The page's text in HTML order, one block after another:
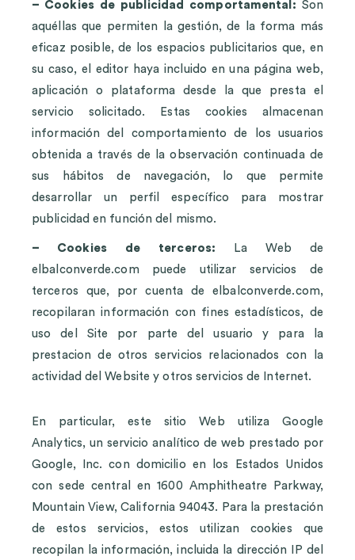
– Cookies de publicidad comportamental: Son
aquéllas que permiten la gestión, de la forma más
eficaz posible, de los espacios publicitarios que, en
su caso, el editor haya incluido en una página web,
aplicación o plataforma desde la que presta el
servicio solicitado. Estas cookies almacenan
información del comportamiento de los usuarios
obtenida a través de la observación continuada de
sus hábitos de navegación, lo que permite
desarrollar un perfil específico para mostrar
publicidad en función del mismo.
– Cookies de terceros: La Web de
elbalconverde.com puede utilizar servicios de
terceros que, por cuenta de elbalconverde.com,
recopilaran información con fines estadísticos, de
uso del Site por parte del usuario y para la
prestacion de otros servicios relacionados con la
actividad del Website y otros servicios de Internet.
En particular, este sitio Web utiliza Google
Analytics, un servicio analítico de web prestado por
Google, Inc. con domicilio en los Estados Unidos
con sede central en 1600 Amphitheatre Parkway,
Mountain View, California 94043. Para la prestación
de estos servicios, estos utilizan cookies que
recopilan la información, incluida la dirección IP del